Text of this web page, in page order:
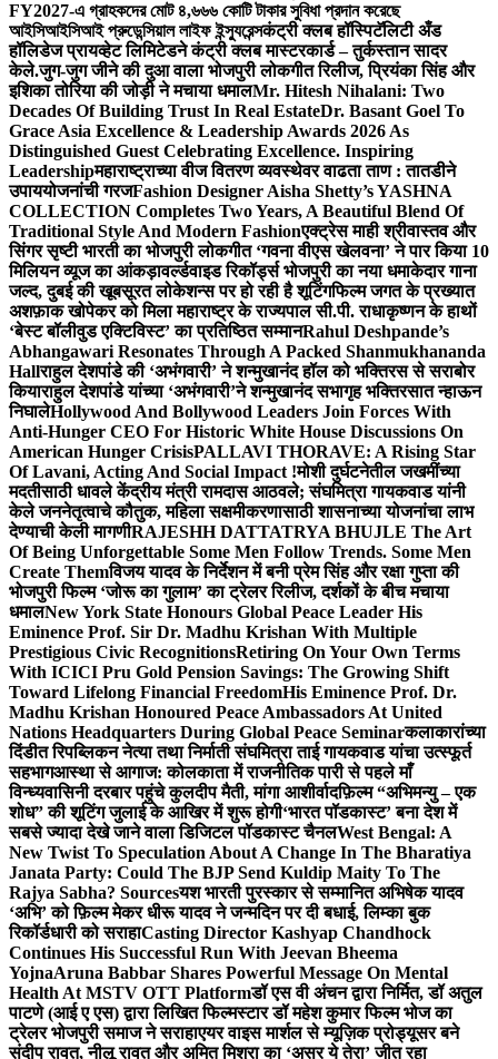
FY2027-এ গ্রাহকদের মোট ৪,৬৬৬ কোটি টাকার সুবিধা প্রদান করেছে
আইসিআইসিআই প্রুডেন্সিয়াল লাইফ ইন্স্যুরেন্সकंट्री क्लब हॉस्पिटॅलिटी अँड
हॉलिडेज प्रायव्हेट लिमिटेडने कंट्री क्लब मास्टरकार्ड – तुर्कस्तान सादर
केले.जुग-जुग जीने की दुआ वाला भोजपुरी लोकगीत रिलीज, प्रियंका सिंह और
इशिका तोरिया की जोड़ी ने मचाया धमालMr. Hitesh Nihalani: Two
Decades Of Building Trust In Real EstateDr. Basant Goel To
Grace Asia Excellence & Leadership Awards 2026 As
Distinguished Guest Celebrating Excellence. Inspiring
Leadershipमहाराष्ट्राच्या वीज वितरण व्यवस्थेवर वाढता ताण : तातडीने
उपाययोजनांची गरजFashion Designer Aisha Shetty’s YASHNA
COLLECTION Completes Two Years, A Beautiful Blend Of
Traditional Style And Modern Fashionएक्ट्रेस माही श्रीवास्तव और
सिंगर सृष्टी भारती का भोजपुरी लोकगीत ‘गवना वीएस खेलवना’ ने पार किया 10
मिलियन व्यूज का आंकड़ावर्ल्डवाइड रिकॉर्ड्स भोजपुरी का नया धमाकेदार गाना
जल्द, दुबई की खूबसूरत लोकेशन्स पर हो रही है शूटिंगफिल्म जगत के प्रख्यात
अशफ़ाक खोपेकर को मिला महाराष्ट्र के राज्यपाल सी.पी. राधाकृष्णन के हाथों
‘बेस्ट बॉलीवुड एक्टिविस्ट’ का प्रतिष्ठित सम्मानRahul Deshpande’s
Abhangawari Resonates Through A Packed Shanmukhananda
Hallराहुल देशपांडे की ‘अभंगवारी’ ने शन्मुखानंद हॉल को भक्तिरस से सराबोर
कियाराहुल देशपांडे यांच्या ‘अभंगवारी’ने शन्मुखानंद सभागृह भक्तिरसात न्हाऊन
निघालेHollywood And Bollywood Leaders Join Forces With
Anti-Hunger CEO For Historic White House Discussions On
American Hunger CrisisPALLAVI THORAVE: A Rising Star
Of Lavani, Acting And Social Impact !मोशी दुर्घटनेतील जखमींच्या
मदतीसाठी धावले केंद्रीय मंत्री रामदास आठवले; संघमित्रा गायकवाड यांनी
केले जननेतृत्वाचे कौतुक, महिला सक्षमीकरणासाठी शासनाच्या योजनांचा लाभ
देण्याची केली मागणीRAJESHH DATTATRYA BHUJLE The Art
Of Being Unforgettable Some Men Follow Trends. Some Men
Create Themविजय यादव के निर्देशन में बनी प्रेम सिंह और रक्षा गुप्ता की
भोजपुरी फिल्म ‘जोरू का गुलाम’ का ट्रेलर रिलीज, दर्शकों के बीच मचाया
धमालNew York State Honours Global Peace Leader His
Eminence Prof. Sir Dr. Madhu Krishan With Multiple
Prestigious Civic RecognitionsRetiring On Your Own Terms
With ICICI Pru Gold Pension Savings: The Growing Shift
Toward Lifelong Financial FreedomHis Eminence Prof. Dr.
Madhu Krishan Honoured Peace Ambassadors At United
Nations Headquarters During Global Peace Seminarकलाकारांच्या
दिंडीत रिपब्लिकन नेत्या तथा निर्माती संघमित्रा ताई गायकवाड यांचा उत्स्फूर्त
सहभागआस्था से आगाज: कोलकाता में राजनीतिक पारी से पहले माँ
विन्ध्यवासिनी दरबार पहुंचे कुलदीप मैती, मांगा आशीर्वादफ़िल्म “अभिमन्यु – एक
शोध” की शूटिंग जुलाई के आखिर में शुरू होगी‘भारत पॉडकास्ट’ बना देश में
सबसे ज्यादा देखे जाने वाला डिजिटल पॉडकास्ट चैनलWest Bengal: A
New Twist To Speculation About A Change In The Bharatiya
Janata Party: Could The BJP Send Kuldip Maity To The
Rajya Sabha? Sourcesयश भारती पुरस्कार से सम्मानित अभिषेक यादव
‘अभि’ को फ़िल्म मेकर धीरू यादव ने जन्मदिन पर दी बधाई, लिम्का बुक
रिकॉर्डधारी को सराहाCasting Director Kashyap Chandhock
Continues His Successful Run With Jeevan Bheema
YojnaAruna Babbar Shares Powerful Message On Mental
Health At MSTV OTT Platformडॉ एस वी अंचन द्वारा निर्मित, डॉ अतुल
पाटणे (आई ए एस) द्वारा लिखित फिल्मस्टार डॉ महेश कुमार फिल्म भोज का
ट्रेलर भोजपुरी समाज ने सराहाएयर वाइस मार्शल से म्यूज़िक प्रोड्यूसर बने
संदीप रावत, नीलू रावत और अमित मिश्रा का ‘असर ये तेरा’ जीत रहा